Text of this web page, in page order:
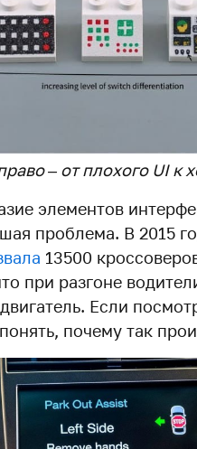
– от плохого UI к
элементов
проблема. В 2015
13500
при разгоне
Если
почему так